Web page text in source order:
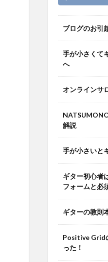
ブログのお引
手が小さくて
へ
オンラインサ
解説
手が小さいと
ギター初心者
フォームと必
ギターの教則
Positive Grid
った！